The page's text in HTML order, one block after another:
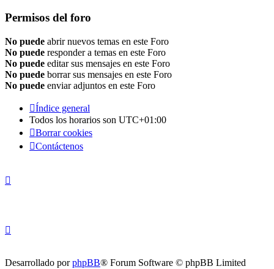
Permisos del foro
No puede abrir nuevos temas en este Foro
No puede responder a temas en este Foro
No puede editar sus mensajes en este Foro
No puede borrar sus mensajes en este Foro
No puede enviar adjuntos en este Foro
Índice general
Todos los horarios son UTC+01:00
Borrar cookies
Contáctenos
Desarrollado porphpBB® Forum Software © phpBB Limited